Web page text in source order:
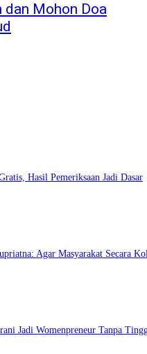
dan Mohon Doa
Hasil Pemeriksaan Jadi Dasar
Agar Masyarakat Secara
Jadi Womenpreneur Tanpa